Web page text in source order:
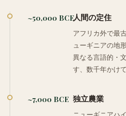
~50,000 BCE人間の定住
アフリカ外で最
ューギニアの地
異なる言語的・
す、数千年かけて
~7,000 BCE 独立農業